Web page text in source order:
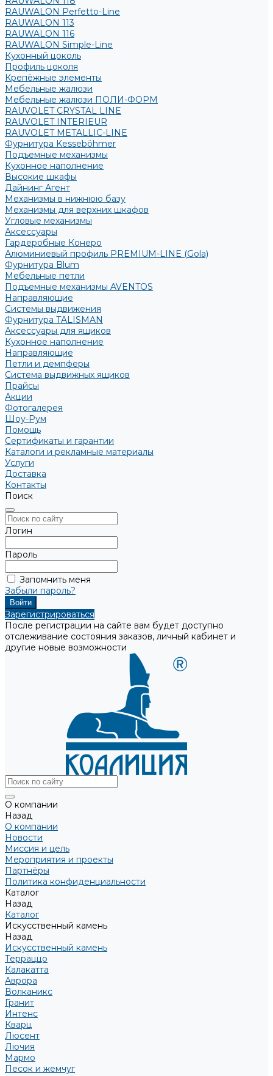
RAUWALON Perfetto-Line
RAUWALON 113
RAUWALON 116
RAUWALON Simple-Line
Кухонный цоколь
Профиль цоколя
Крепёжные элементы
Мебельные жалюзи
Мебельные жалюзи ПОЛИ-ФОРМ
RAUVOLET CRYSTAL LINE
RAUVOLET INTERIEUR
RAUVOLET METALLIC-LINE
Фурнитура Kesseböhmer
Подъемные механизмы
Кухонное наполнение
Высокие шкафы
Дайнинг Агент
Механизмы в нижнюю базу
Механизмы для верхних шкафов
Угловые механизмы
Аксессуары
Гардеробные Конеро
Алюминиевый профиль PREMIUM-LINE (Gola)
Фурнитура Blum
Мебельные петли
Подъемные механизмы AVENTOS
Направляющие
Системы выдвижения
Фурнитура TALISMAN
Аксессуары для ящиков
Кухонное наполнение
Направляющие
Петли и демпферы
Система выдвижных ящиков
Прайсы
Акции
Фотогалерея
Шоу-Рум
Помощь
Сертификаты и гарантии
Каталоги и рекламные материалы
Услуги
Доставка
Контакты
Поиск
Логин
Пароль
Запомнить меня
Забыли пароль?
Зарегистрироваться
После регистрации на сайте вам будет доступно
отслеживание состояния заказов, личный кабинет и
другие новые возможности
О компании
Назад
О компании
Новости
Миссия и цель
Мероприятия и проекты
Партнёры
Политика конфиденциальности
Каталог
Назад
Каталог
Искусственный камень
Назад
Искусственный камень
Терраццо
Калакатта
Аврора
Волканикс
Гранит
Интенс
Кварц
Люсент
Лючия
Мармо
Песок и жемчуг